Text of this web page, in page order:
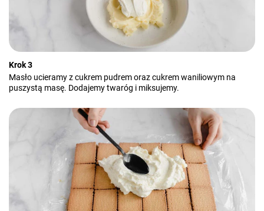
Krok 3
Masło ucieramy z cukrem pudrem oraz cukrem waniliowym na
puszystą masę. Dodajemy twaróg i miksujemy.